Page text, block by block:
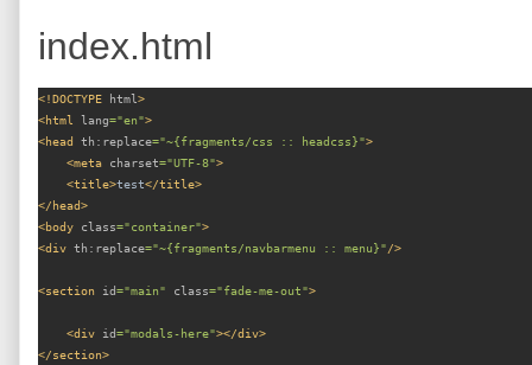
index.html
<!DOCTYPE html>
<html lang="en">
<head th:replace="~{fragments/css :: headcss}">
    <meta
charset="UTF-8">
    <title>
test</title>
</head>
<body class="container">
<div th:replace="~{fragments/navbarmenu :: menu}"/>
<section id="main" class="fade-me-out">
    <div
id="modals-here"></div>
</section>